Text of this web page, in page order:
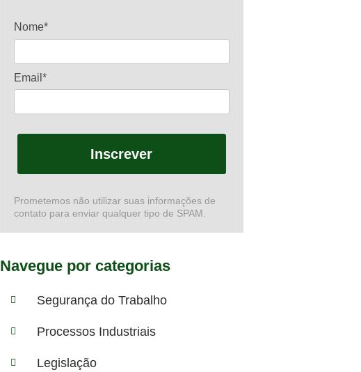
Nome*
Email*
Inscrever
Prometemos não utilizar suas informações de
contato para enviar qualquer tipo de SPAM.
Navegue por categorias
Segurança do Trabalho
Processos Industriais
Legislação